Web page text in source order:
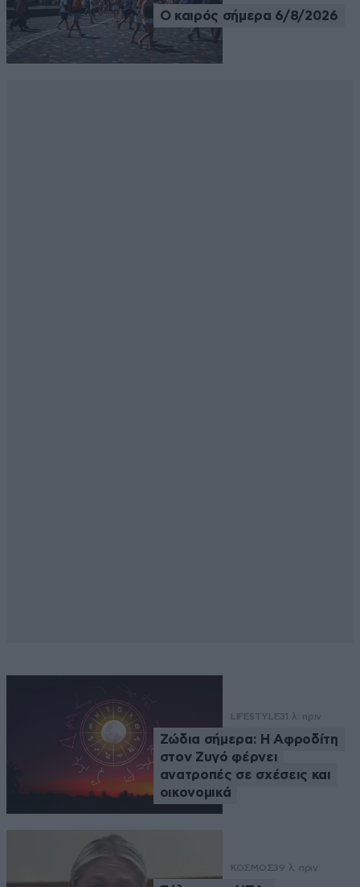
Ο καιρός σήμερα 6/8/2026
LIFESTYLE31 λ. πριν
Ζώδια σήμερα: Η Αφροδίτη
στον Ζυγό φέρνει
ανατροπές σε σχέσεις και
οικονομικά
ΚΟΣΜΟΣ39 λ. πριν